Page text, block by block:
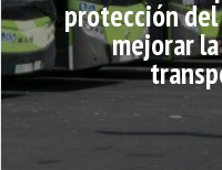
protección
mejorar